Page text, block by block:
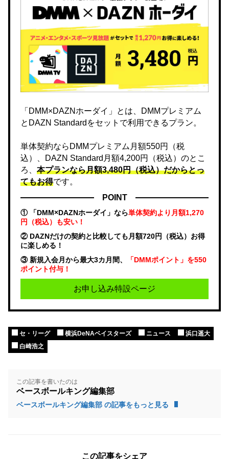
「DMM×DAZNホーダイ」とは、DMMプレミアム
とDAZN Standardをセットで利用できるプラン。
単体契約ならDMMプレミアム月額550円（税
込）、DAZN Standard月額4,200円（税込）のとこ
ろ、 本プランなら月額3,480円（税込）だからとっ
てもお得です。
POINT
① 「DMM×DAZNホーダイ」なら単体契約より月額1,270
円（税込）も安い！
② DAZNだけの契約と比較しても月額720円（税込）お得
に楽しめる！
③ 新規入会月から最大3カ月間、
「DMMポイント」を550
ポイント付与！
お申し込み特設ページ
セ・リーグ 横浜DeNAベイスターズ ニュース
浜口遥大
白崎浩之
この記事を書いたのは
ベースボールキング編集部
ベースボールキング編集部 の記事をもっと見る
この記事をシェア